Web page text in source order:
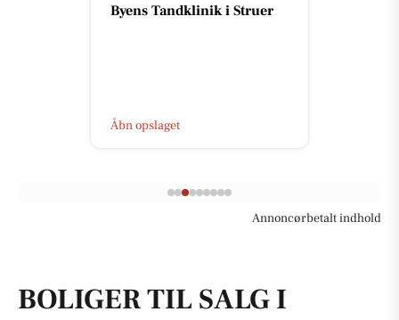
Byens Tandklinik i Struer
Åbn opslaget
Annoncørbetalt indhold
BOLIGER TIL SALG I